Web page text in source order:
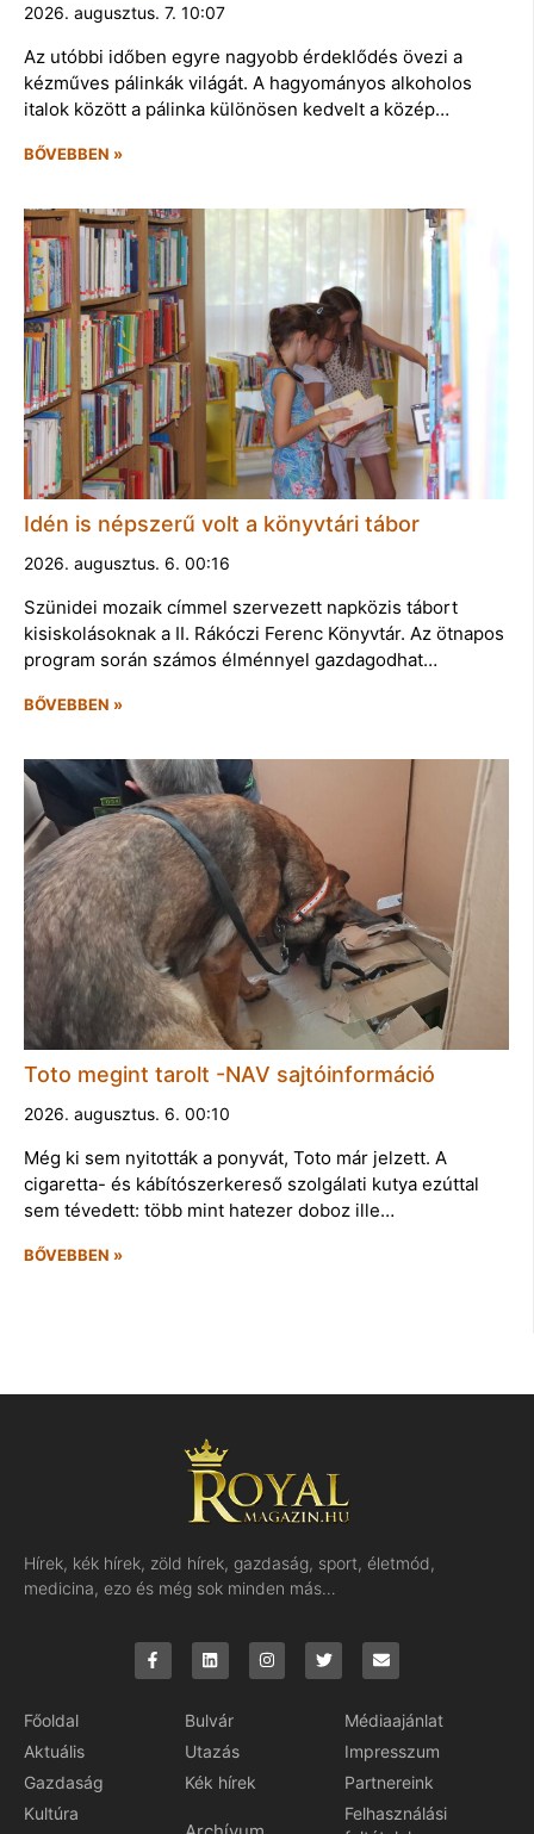
2026. augusztus. 7. 10:07
Az utóbbi időben egyre nagyobb érdeklődés övezi a
kézműves pálinkák világát. A hagyományos alkoholos
italok között a pálinka különösen kedvelt a közép…
BŐVEBBEN »
Idén is népszerű volt a könyvtári tábor
2026. augusztus. 6. 00:16
Szünidei mozaik címmel szervezett napközis tábort
kisiskolásoknak a II. Rákóczi Ferenc Könyvtár. Az ötnapos
program során számos élménnyel gazdagodhat…
BŐVEBBEN »
Toto megint tarolt -NAV sajtóinformáció
2026. augusztus. 6. 00:10
Még ki sem nyitották a ponyvát, Toto már jelzett. A
cigaretta- és kábítószerkereső szolgálati kutya ezúttal
sem tévedett: több mint hatezer doboz ille…
BŐVEBBEN »
Hírek, kék hírek, zöld hírek, gazdaság, sport, életmód,
medicina, ezo és még sok minden más…
Főoldal
Aktuális
Gazdaság
Kultúra
Bulvár
Utazás
Kék hírek
Médiaajánlat
Impresszum
Partnereink
Felhasználási